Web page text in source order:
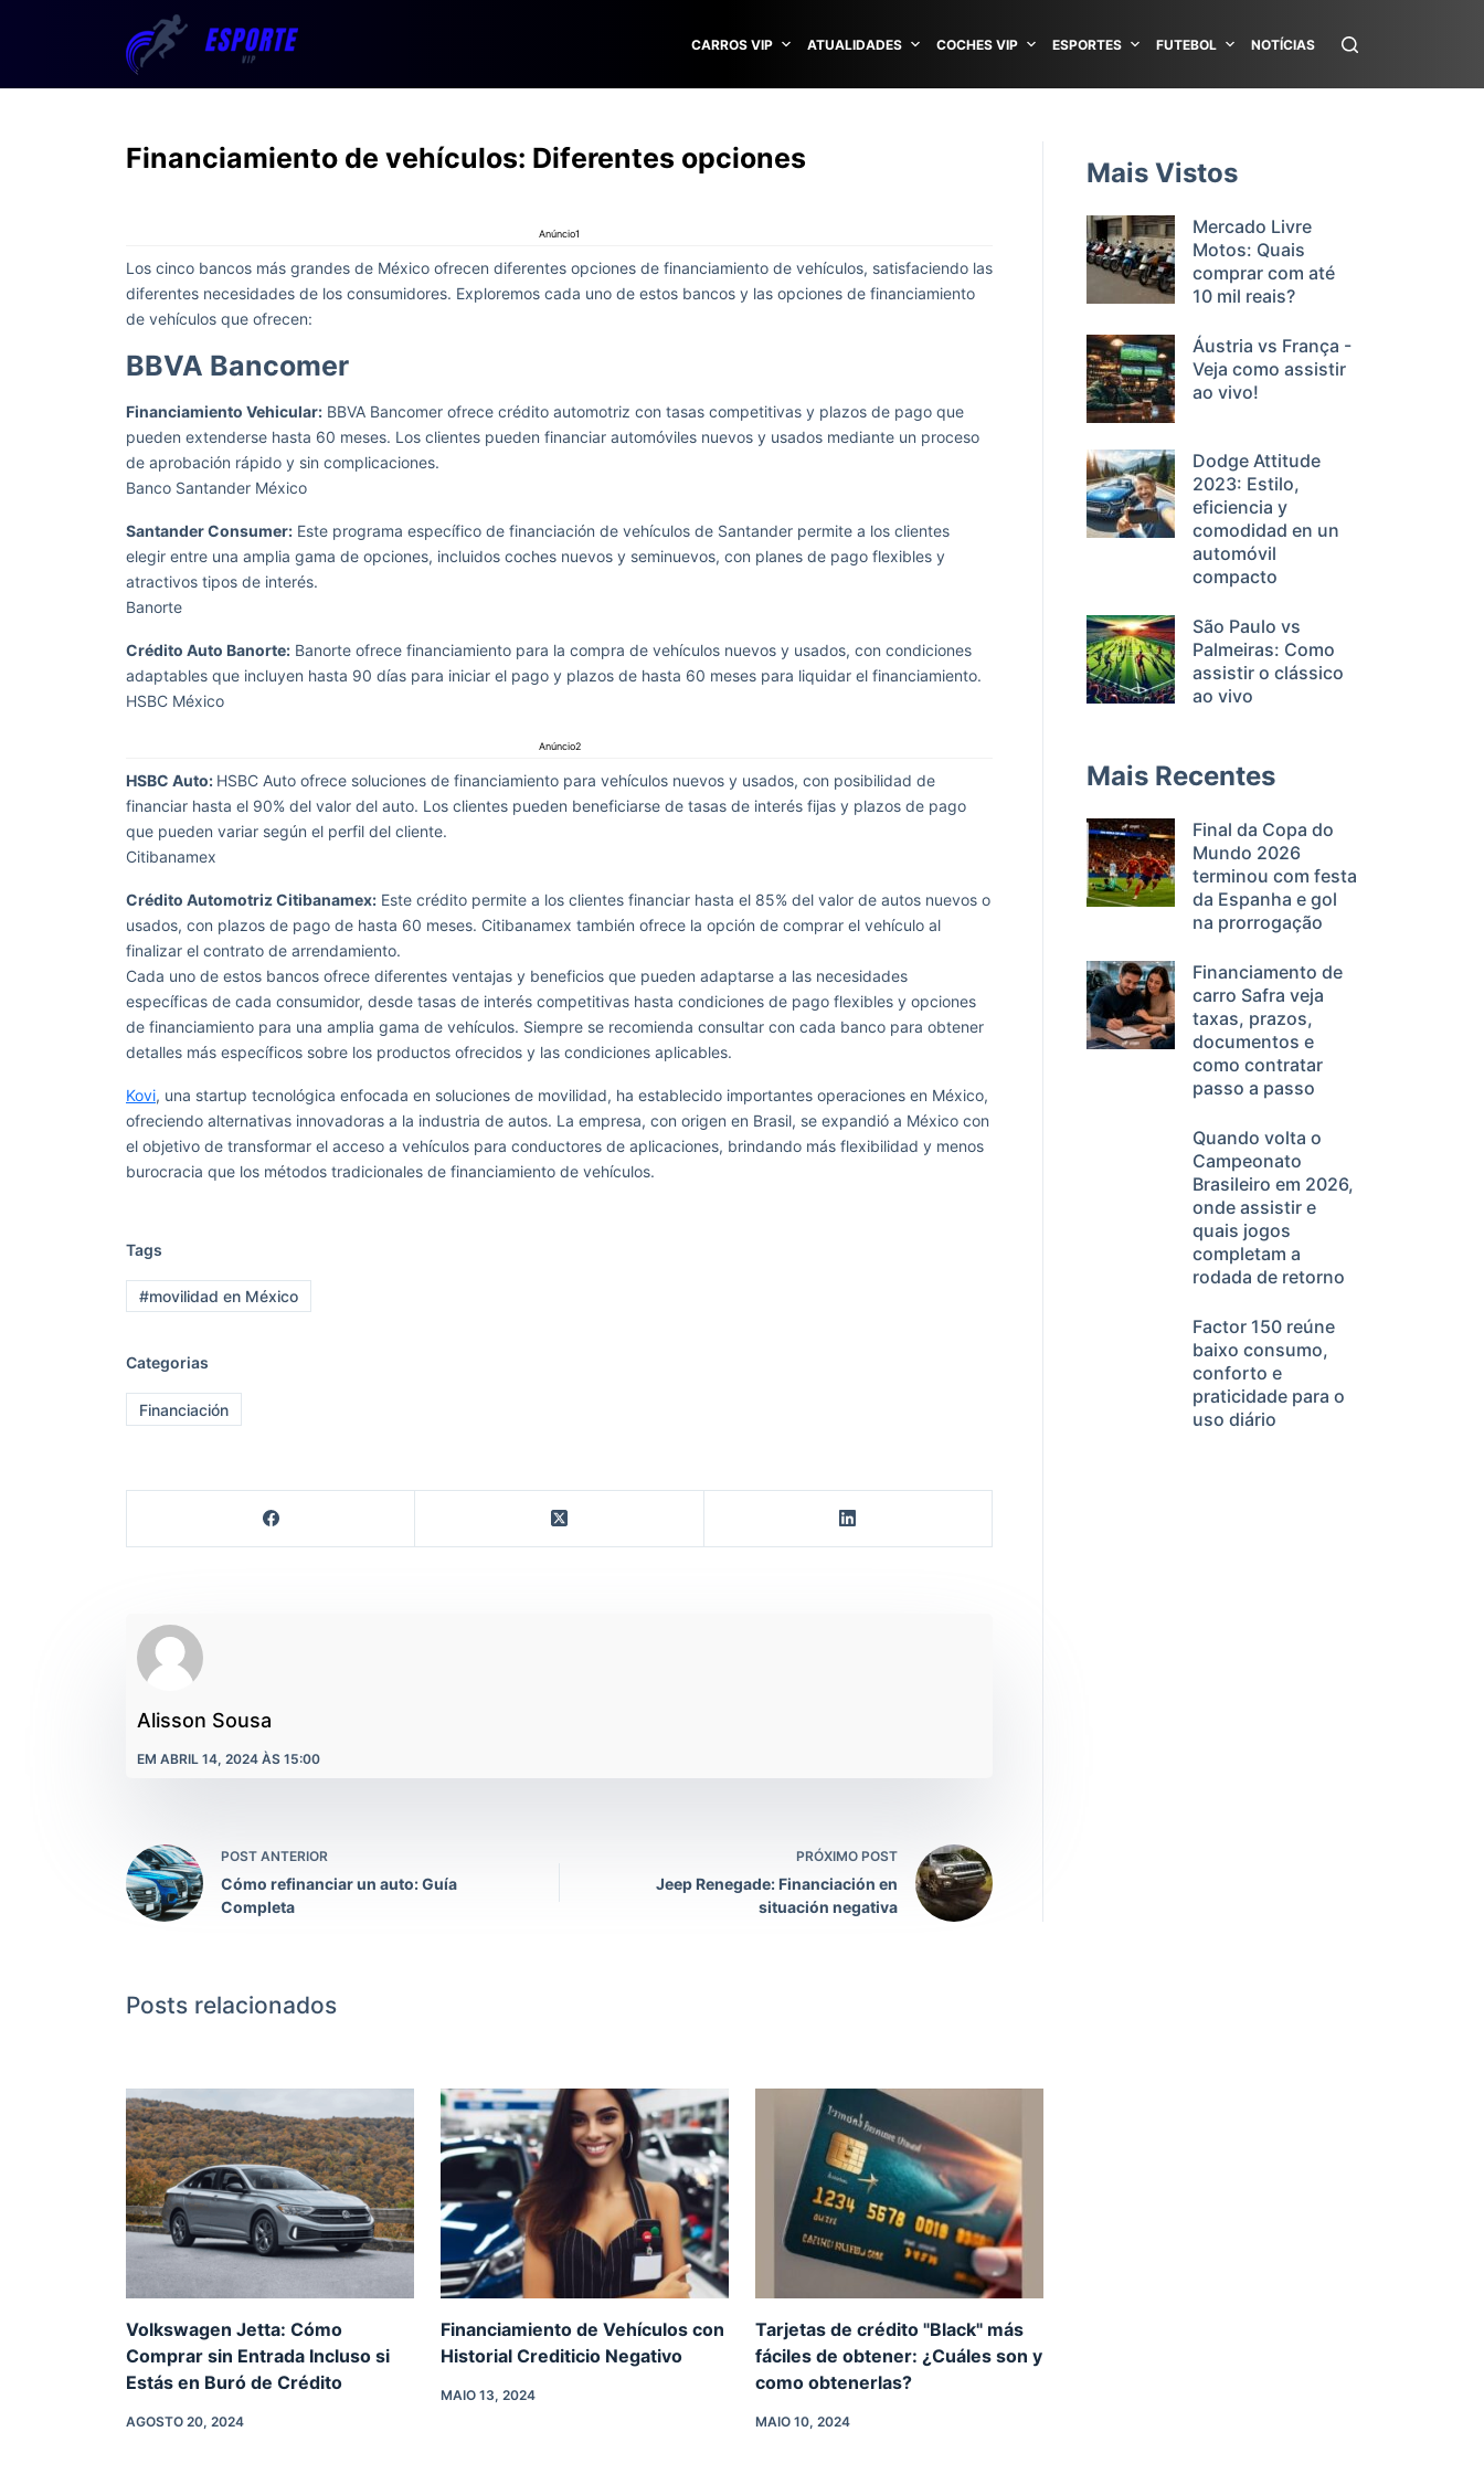
CARROS VIP ATUALIDADES COCHES VIP ESPORTES FUTEBOL NOTÍCIAS
Financiamiento de vehículos: Diferentes opciones
Anúncio1
Los cinco bancos más grandes de México ofrecen diferentes opciones de financiamiento de vehículos, satisfaciendo las
diferentes necesidades de los consumidores. Exploremos cada uno de estos bancos y las opciones de financiamiento
de vehículos que ofrecen:
BBVA Bancomer
Financiamiento Vehicular: BBVA Bancomer ofrece crédito automotriz con tasas competitivas y plazos de pago que
pueden extenderse hasta 60 meses. Los clientes pueden financiar automóviles nuevos y usados ​​mediante un proceso
de aprobación rápido y sin complicaciones.
Banco Santander México
Santander Consumer: Este programa específico de financiación de vehículos de Santander permite a los clientes
elegir entre una amplia gama de opciones, incluidos coches nuevos y seminuevos, con planes de pago flexibles y
atractivos tipos de interés.
Banorte
Crédito Auto Banorte: Banorte ofrece financiamiento para la compra de vehículos nuevos y usados, con condiciones
adaptables que incluyen hasta 90 días para iniciar el pago y plazos de hasta 60 meses para liquidar el financiamiento.
HSBC México
Anúncio2
HSBC Auto: HSBC Auto ofrece soluciones de financiamiento para vehículos nuevos y usados, con posibilidad de
financiar hasta el 90% del valor del auto. Los clientes pueden beneficiarse de tasas de interés fijas y plazos de pago
que pueden variar según el perfil del cliente.
Citibanamex
Crédito Automotriz Citibanamex: Este crédito permite a los clientes financiar hasta el 85% del valor de autos nuevos o
usados, con plazos de pago de hasta 60 meses. Citibanamex también ofrece la opción de comprar el vehículo al
finalizar el contrato de arrendamiento.
Cada uno de estos bancos ofrece diferentes ventajas y beneficios que pueden adaptarse a las necesidades
específicas de cada consumidor, desde tasas de interés competitivas hasta condiciones de pago flexibles y opciones
de financiamiento para una amplia gama de vehículos. Siempre se recomienda consultar con cada banco para obtener
detalles más específicos sobre los productos ofrecidos y las condiciones aplicables.
Kovi, una startup tecnológica enfocada en soluciones de movilidad, ha establecido importantes operaciones en México,
ofreciendo alternativas innovadoras a la industria de autos. La empresa, con origen en Brasil, se expandió a México con
el objetivo de transformar el acceso a vehículos para conductores de aplicaciones, brindando más flexibilidad y menos
burocracia que los métodos tradicionales de financiamiento de vehículos.
Tags
#movilidad en México
Categorias
Financiación
Alisson Sousa
EM ABRIL 14, 2024 ÀS 15:00
POST ANTERIOR
Cómo refinanciar un auto: Guía
Completa
PRÓXIMO POST
Jeep Renegade: Financiación en
situación negativa
Mais Vistos
Mercado Livre
Motos: Quais
comprar com até
10 mil reais?
Áustria vs França -
Veja como assistir
ao vivo!
Dodge Attitude
2023: Estilo,
eficiencia y
comodidad en un
automóvil
compacto
São Paulo vs
Palmeiras: Como
assistir o clássico
ao vivo
Mais Recentes
Final da Copa do
Mundo 2026
terminou com festa
da Espanha e gol
na prorrogação
Financiamento de
carro Safra veja
taxas, prazos,
documentos e
como contratar
passo a passo
Quando volta o
Campeonato
Brasileiro em 2026,
onde assistir e
quais jogos
completam a
rodada de retorno
Factor 150 reúne
baixo consumo,
conforto e
praticidade para o
uso diário
Posts relacionados
Volkswagen Jetta: Cómo
Comprar sin Entrada Incluso si
Estás en Buró de Crédito
AGOSTO 20, 2024
Financiamiento de Vehículos con
Historial Crediticio Negativo
MAIO 13, 2024
Tarjetas de crédito "Black" más
fáciles de obtener: ¿Cuáles son y
como obtenerlas?
MAIO 10, 2024